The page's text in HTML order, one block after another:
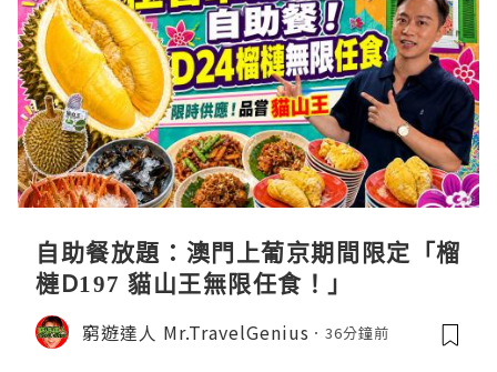
自助餐放題：澳門上葡京期間限定「榴
槤D197 貓山王無限任食！」
窮遊達人 Mr.TravelGenius 36分鐘前